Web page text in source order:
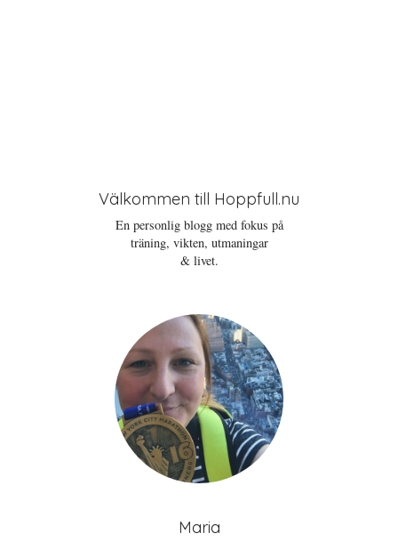
Välkommen till Hoppfull.nu
En personlig blogg med fokus på
träning, vikten, utmaningar
& livet.
Maria